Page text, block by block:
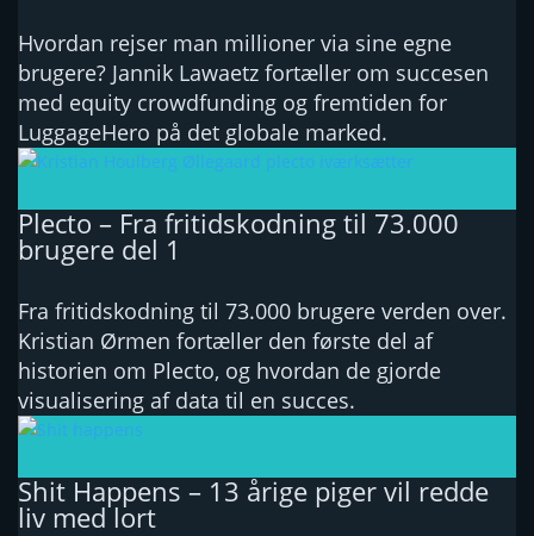
Hvordan rejser man millioner via sine egne
brugere? Jannik Lawaetz fortæller om succesen
med equity crowdfunding og fremtiden for
LuggageHero på det globale marked.
Plecto – Fra fritidskodning til 73.000
brugere del 1
Fra fritidskodning til 73.000 brugere verden over.
Kristian Ørmen fortæller den første del af
historien om Plecto, og hvordan de gjorde
visualisering af data til en succes.
Shit Happens – 13 årige piger vil redde
liv med lort